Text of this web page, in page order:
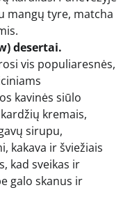
mangų tyre, matcha
desertai.
vis populiaresnės,
kavinės siūlo
kremais,
sirupu,
kakava ir šviežiais
kad sveikas ir
galo skanus ir